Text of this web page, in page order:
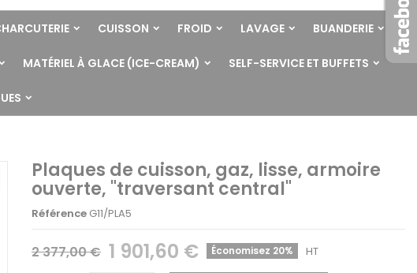
CUISSON FROID LAVAGE BUANDERIE
MATÉRIEL À GLACE (ICE-CREAM) SELF-SERVICE ET BUFFETS
Plaques de cuisson, gaz, lisse, armoire
ouverte, "traversant central"
Référence G11/PLA5
2 377,00 € 1 901,60 € Économisez 20% HT